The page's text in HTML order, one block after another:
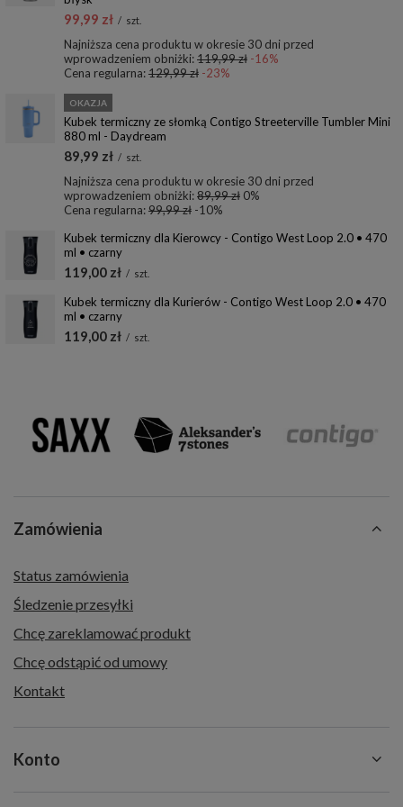
99,99 zł / szt.
Najniższa cena produktu w okresie 30 dni przed
wprowadzeniem obniżki:119,99 zł -16%
Cena regularna:129,99 zł -23%
OKAZJA
Kubek termiczny ze słomką Contigo Streeterville Tumbler Mini
880 ml - Daydream
89,99 zł / szt.
Najniższa cena produktu w okresie 30 dni przed
wprowadzeniem obniżki:89,99 zł 0%
Cena regularna:99,99 zł -10%
Kubek termiczny dla Kierowcy - Contigo West Loop 2.0 • 470
ml • czarny
119,00 zł / szt.
Kubek termiczny dla Kurierów - Contigo West Loop 2.0 • 470
ml • czarny
119,00 zł / szt.
Zamówienia
Status zamówienia
Śledzenie przesyłki
Chcę zareklamować produkt
Chcę odstąpić od umowy
Kontakt
Konto